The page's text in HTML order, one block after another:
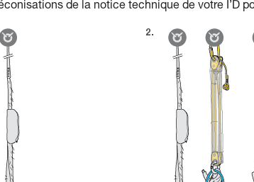
de la notice technique de votre I’D